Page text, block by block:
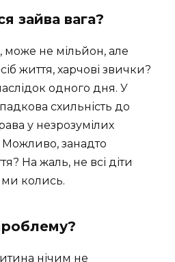
зайва вага?
не мільйон, але
життя, харчові звички?
одного дня. У
схильність до
у незрозумілих
Можливо, занадто
На жаль, не всі діти
ми колись.
нічим не